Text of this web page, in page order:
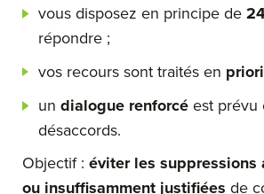
vous disposez en principe de
répondre ;
vos recours sont traités en
un dialogue renforcé est prévu
désaccords.
Objectif : éviter les suppressions
ou insuffisamment justifiées de